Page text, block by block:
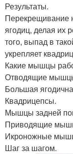
Результаты.
Перекрещивание
ягодиц, делая их
того, выпад в
укрепляет
Какие мышцы
Отводящие
Большая
Квадрицепсы.
Мышцы задней
Приводящие
Икроножные
Шаг за шагом.